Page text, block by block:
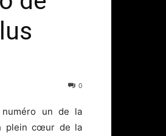
0
numéro un de la
plein cœur de la